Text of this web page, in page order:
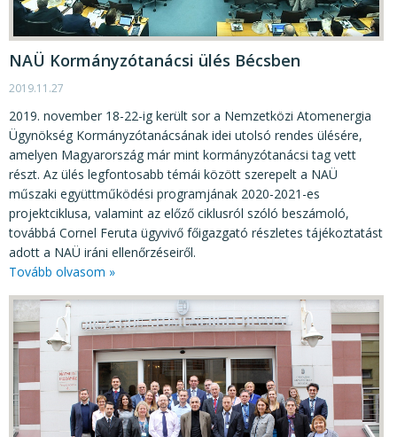
JOGI SZABÁLYOZÁS, ÚTMUTATÓK
KIADVÁNYOK, JELENTÉSEK
NYOMTATVÁNYOK, SZOFTVEREK
E-ÜGYINTÉZÉS
NAÜ Kormányzótanácsi ülés Bécsben
2019.11.27
2019. november 18-22-ig került sor a Nemzetközi Atomenergia
Ügynökség Kormányzótanácsának idei utolsó rendes ülésére,
amelyen Magyarország már mint kormányzótanácsi tag vett
részt. Az ülés legfontosabb témái között szerepelt a NAÜ
műszaki együttműködési programjának 2020-2021-es
projektciklusa, valamint az előző ciklusról szóló beszámoló,
továbbá Cornel Feruta ügyvivő főigazgató részletes tájékoztatást
adott a NAÜ iráni ellenőrzéseiről.
Tovább olvasom »